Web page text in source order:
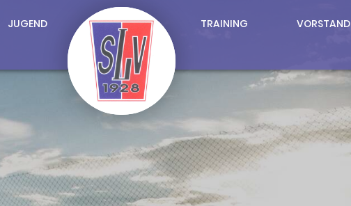
JUGEND TRAINING VORSTAND